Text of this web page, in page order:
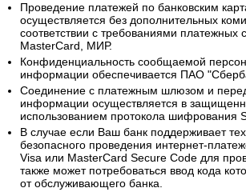
Проведение платежей по банковским
осуществляется без дополнительных
соответствии с требованиями платежных
MasterCard, МИР.
Конфиденциальность сообщаемой
информации обеспечивается ПАО
Соединение с платежным шлюзом и
информации осуществляется в
использованием протокола шифрования
В случае если Ваш банк поддерживает
безопасного проведения интернет-
Visa или MasterCard Secure Code для
также может потребоваться ввод кода
от обслуживающего банка.